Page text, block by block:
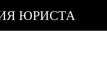
ЮРИСТА